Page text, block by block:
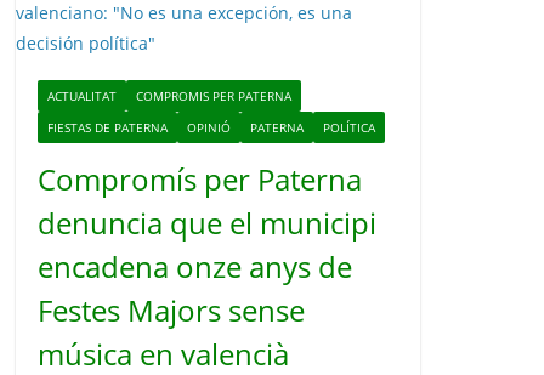
ACTUALITAT
COMPROMIS PER PATERNA
FIESTAS DE PATERNA
OPINIÓ PATERNA POLÍTICA
Compromís per Paterna
denuncia que el municipi
encadena onze anys de
Festes Majors sense
música en valencià